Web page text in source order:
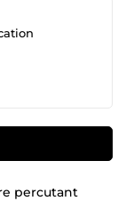
percutant